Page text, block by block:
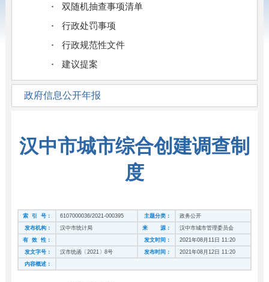
双随机抽查事项清单
行政处罚事项
行政规范性文件
建议提案
政府信息公开年报
汉中市城市综合创建调查制
度
索 引 号： 6107000036/2021-000395 主题分类：
政务公开
发布机构：
汉中市统计局 来 源：
汉中市城市管理委员会
有 效 性：
发文时间：
2021年08月11日 11:20
发文字号：
汉市统函〔2021〕8号 发布时间：
2021年08月12日 11:20
内容概述：